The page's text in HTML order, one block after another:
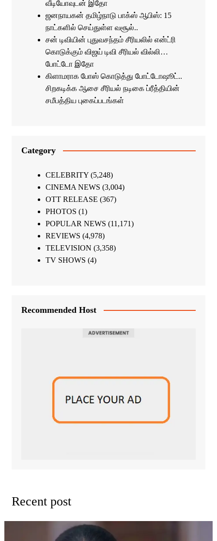
வீடியோவுடன் இதோ
ஜனநாயகன் தமிழ்நாடு பாக்ஸ் ஆபிஸ்: 15
நாட்களில் செய்துள்ள வசூல்..
சன் டிவியின் புதுவசந்தம் சீரியலில் என்ட்ரி
கொடுக்கும் விஜய் டிவி சீரியல் வில்லி…
போட்டோ இதோ
கிளாமராக போஸ் கொடுத்து போட்டோஷூட்..
சிறகடிக்க ஆசை சீரியல் நடிகை ப்ரீத்தியின்
சமீபத்திய புகைப்படங்கள்
Category
CELEBRITY(5,248)
CINEMA NEWS (3,004)
OTT RELEASE (367)
PHOTOS (1)
POPULAR NEWS (11,171)
REVIEWS (4,978)
TELEVISION (3,358)
TV SHOWS (4)
Recommended Host
Recent post